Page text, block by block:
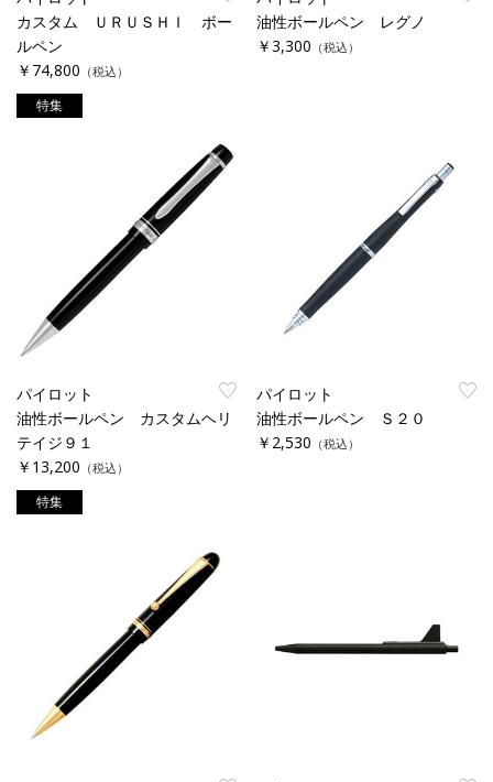
カスタム ＵＲＵＳＨＩ ボー
ルペン
￥74,800 （税込）
特集
油性ボールペン レグノ
￥3,300 （税込）
パイロット
油性ボールペン カスタムヘリ
テイジ９１
￥13,200 （税込）
特集
パイロット
油性ボールペン Ｓ２０
￥2,530 （税込）